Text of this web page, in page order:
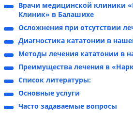
Врачи медицинской клиники
Клиник» в Балашихе
Осложнения при отсутствии
Диагностика кататонии в
Методы лечения кататонии в
Преимущества лечения в
Список литературы:
Основные услуги
Часто задаваемые вопросы